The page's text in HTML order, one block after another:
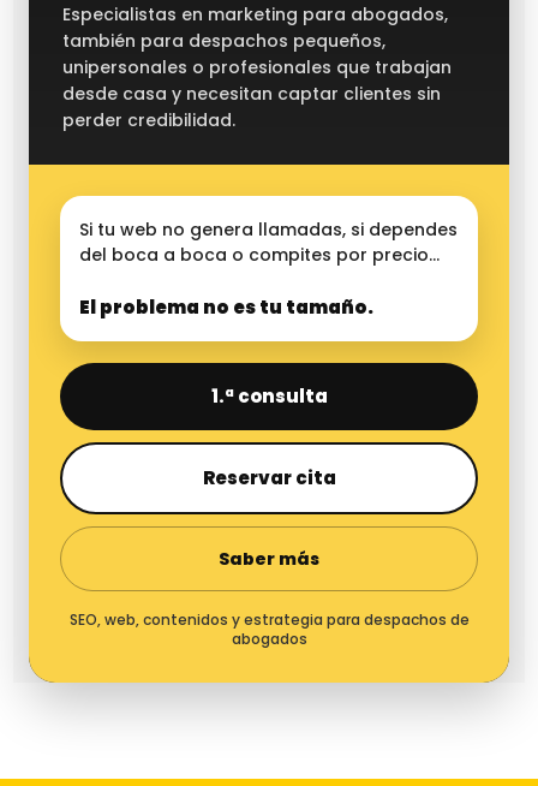
Especialistas en marketing para abogados,
también para despachos pequeños,
unipersonales o profesionales que trabajan
desde casa y necesitan captar clientes sin
perder credibilidad.
Si tu web no genera llamadas, si dependes
del boca a boca o compites por precio…
El problema no es tu tamaño.
1.ª consulta
Reservar cita
Saber más
SEO, web, contenidos y estrategia para despachos de
abogados